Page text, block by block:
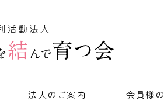
法人のご案内 会員様